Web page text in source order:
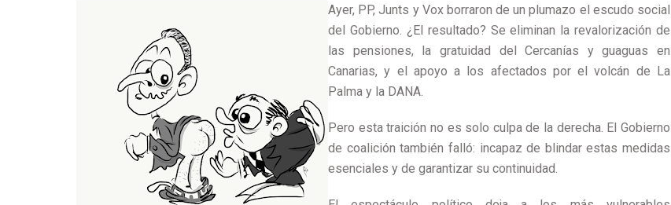
Ayer, PP, Junts y Vox borraron de un plumazo el escudo social
del Gobierno. ¿El resultado? Se eliminan la revalorización de
las pensiones, la gratuidad del Cercanías y guaguas en
Canarias, y el apoyo a los afectados por el volcán de La
Palma y la DANA.
Pero esta traición no es solo culpa de la derecha. El Gobierno
de coalición también falló: incapaz de blindar estas medidas
esenciales y de garantizar su continuidad.